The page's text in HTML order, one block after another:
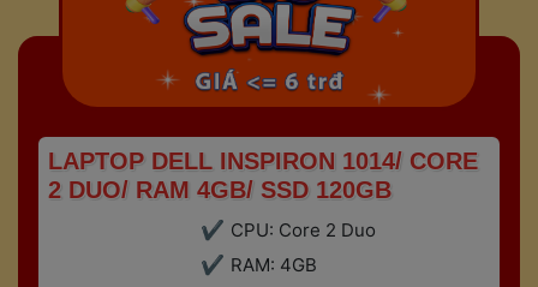
LAPTOP DELL INSPIRON 1014/ CORE
2 DUO/ RAM 4GB/ SSD 120GB
CPU: Core 2 Duo
RAM: 4GB